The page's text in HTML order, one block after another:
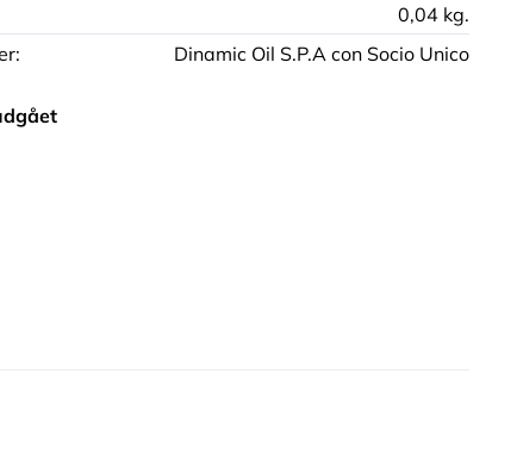
0,04 kg.
Dinamic Oil S.P.A con Socio Unico